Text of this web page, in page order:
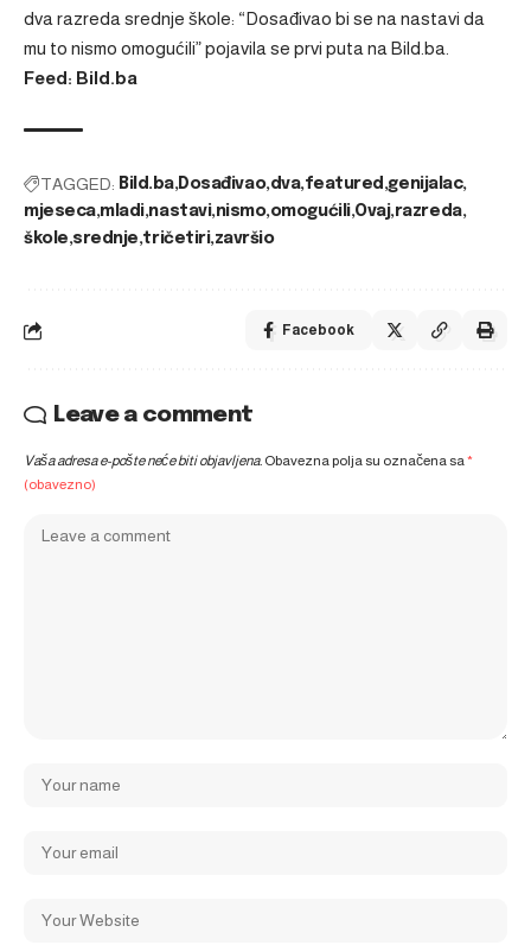
dva razreda srednje škole: “Dosađivao bi se na nastavi da
mu to nismo omogućili”pojavila se prvi puta na Bild.ba
Feed: Bild.ba
TAGGED: Bild.ba Dosađivao dva featured genijalac
mjeseca mladi nastavi nismo omogućili Ovaj razreda
škole srednje tričetiri završio
Facebook
Leave a comment
Vaša adresa e-pošte neće biti objavljena. Obavezna polja su označena sa*
(obavezno)